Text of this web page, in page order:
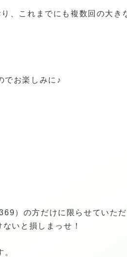
、これまでにも複数回の大き
でお楽しみに♪
）の方だけに限らせていただ
いと損しまっせ！